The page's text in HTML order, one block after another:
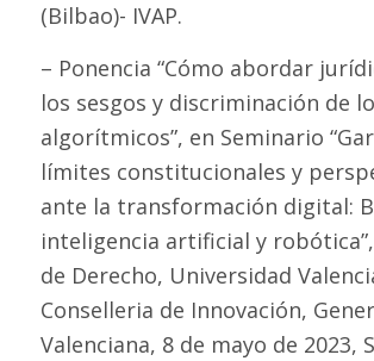
(Bilbao)- IVAP.
– Ponencia “Cómo abordar
los sesgos y discriminación de
algorítmicos”, en Seminario
límites constitucionales y
ante la transformación digital:
inteligencia artificial y
de Derecho, Universidad
Conselleria de Innovación,
Valenciana, 8 de mayo de 2023,